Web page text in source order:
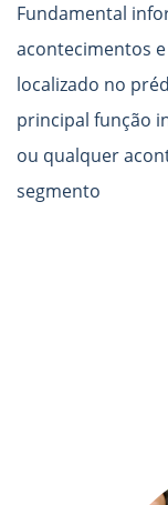
Fundamental
acontecimentos
localizado no
principal função
ou qualquer
segmento